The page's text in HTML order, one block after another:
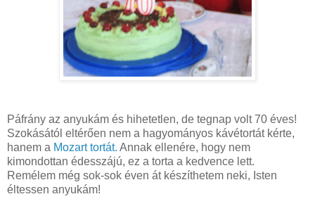
Páfrány az anyukám és hihetetlen, de tegnap volt 70 éves!
Szokásától eltérően nem a hagyományos kávétortát kérte,
hanem a Mozart tortát. Annak ellenére, hogy nem
kimondottan édesszájú, ez a torta a kedvence lett.
Remélem még sok-sok éven át készíthetem neki, Isten
éltessen anyukám!